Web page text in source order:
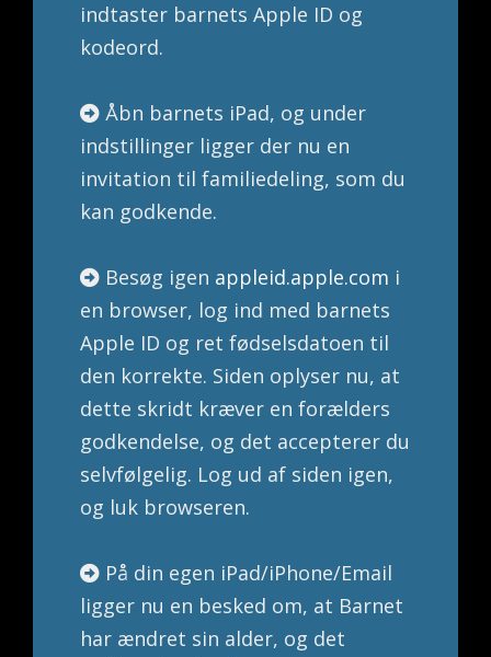
indtaster barnets Apple ID og
kodeord.
Åbn barnets iPad, og under
indstillinger ligger der nu en
invitation til familiedeling, som du
kan godkende.
Besøg igen appleid.apple.com i
en browser, log ind med barnets
Apple ID og ret fødselsdatoen til
den korrekte. Siden oplyser nu, at
dette skridt kræver en forælders
godkendelse, og det accepterer du
selvfølgelig. Log ud af siden igen,
og luk browseren.
På din egen iPad/iPhone/Email
ligger nu en besked om, at Barnet
har ændret sin alder, og det